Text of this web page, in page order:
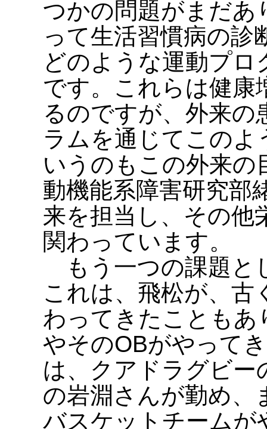
つかの問題がまだあ
って生活習慣病の診
どのような運動プ
です。これらは健康
るのですが、外来の
ラムを通じてこの
いうのもこの外来の
動機能系障害研究部
来を担当し、その他
関わっています。
もう一つの課題と
これは、飛松が、古
わってきたこともあ
やそのOBがやって
は、クアドラグビー
の岩淵さんが勤め、
バスケットチームが